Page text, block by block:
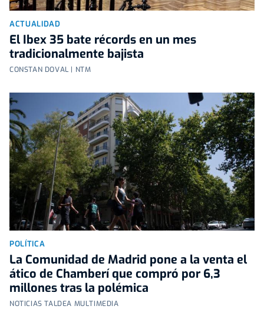
ACTUALIDAD
El Ibex 35 bate récords en un mes
tradicionalmente bajista
CONSTAN DOVAL | NTM
POLÍTICA
La Comunidad de Madrid pone a la venta el
ático de Chamberí que compró por 6,3
millones tras la polémica
NOTICIAS TALDEA MULTIMEDIA